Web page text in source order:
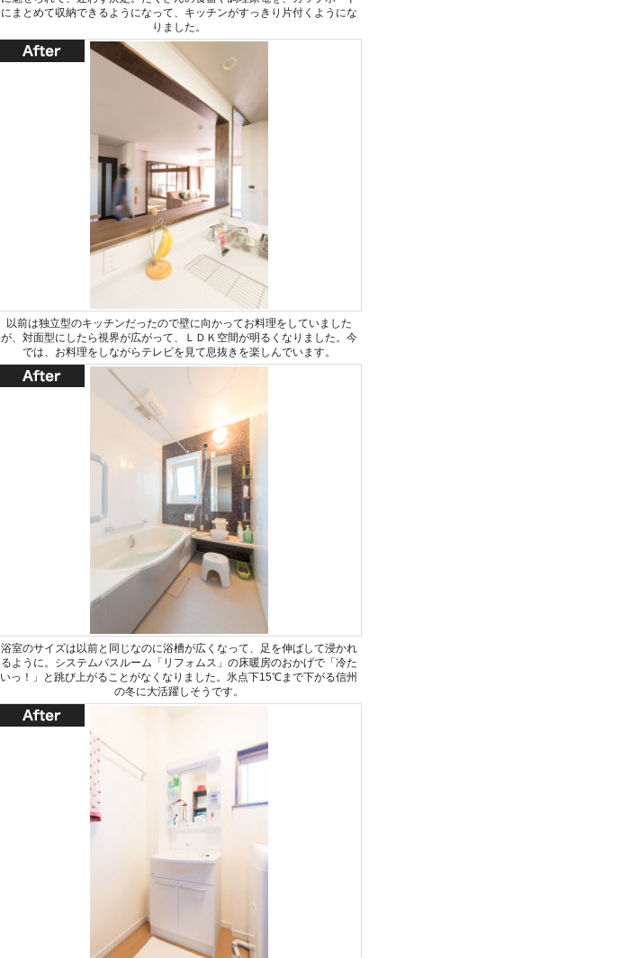
にまとめて収納できるようになって、キッチンがすっきり片付くようにな
りました。
以前は独立型のキッチンだったので壁に向かってお料理をしていました
が、対面型にしたら視界が広がって、ＬＤＫ空間が明るくなりました。今
では、お料理をしながらテレビを見て息抜きを楽しんでいます。
浴室のサイズは以前と同じなのに浴槽が広くなって、足を伸ばして浸かれ
るように。システムバスルーム「リフォムス」の床暖房のおかげで「冷た
いっ！」と跳び上がることがなくなりました。氷点下15℃まで下がる信州
の冬に大活躍しそうです。